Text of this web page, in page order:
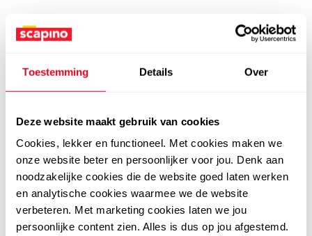
Toestemming Details Over
Deze website maakt gebruik van cookies
Cookies, lekker en functioneel. Met cookies maken we
onze website beter en persoonlijker voor jou. Denk aan
noodzakelijke cookies die de website goed laten werken
en analytische cookies waarmee we de website
verbeteren. Met marketing cookies laten we jou
persoonlijke content zien. Alles is dus op jou afgestemd.